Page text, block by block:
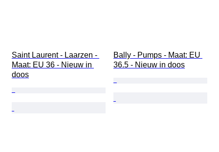
Saint Laurent - Laarzen -
Maat: EU 36 - Nieuw in
doos
Bally - Pumps - Maat: EU
36.5 - Nieuw in doos